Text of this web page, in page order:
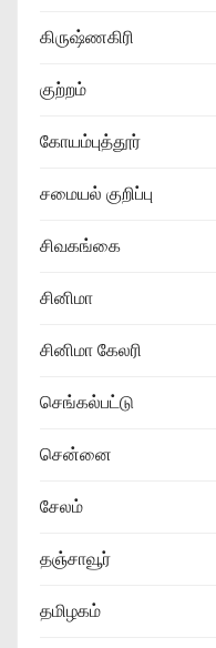
கிருஷ்ணகிரி
குற்றம்
கோயம்புத்தூர்
சமையல் குறிப்பு
சிவகங்கை
சினிமா
சினிமா கேலரி
செங்கல்பட்டு
சென்னை
சேலம்
தஞ்சாவூர்
தமிழகம்